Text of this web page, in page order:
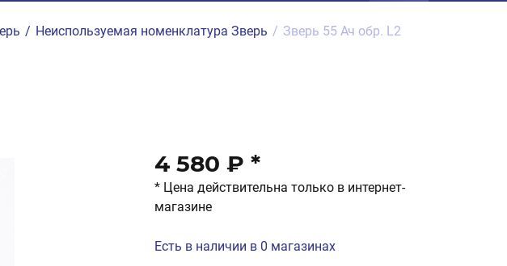
/ Неиспользуемая номенклатура Зверь / Зверь 55 Ач обр. L2
4 580 ₽ *
* Цена действительна только в интернет-
магазине
Есть в наличии в 0 магазинах